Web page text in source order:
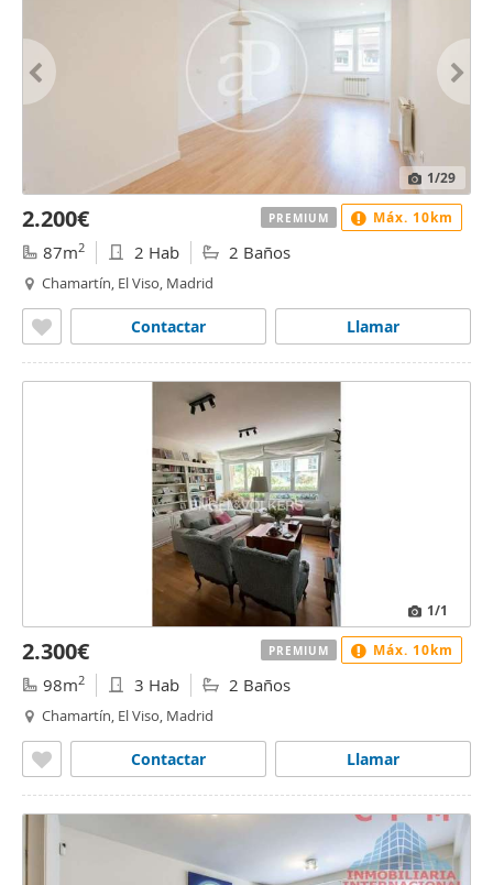
1/29
2.200€
87m2 2 Hab 2 Baños
Chamartín, El Viso, Madrid
Llamar
Contactar
PREMIUM Máx. 10km
1/1
2.300€
98m2 3 Hab 2 Baños
Chamartín, El Viso, Madrid
Llamar
Contactar
PREMIUM Máx. 10km